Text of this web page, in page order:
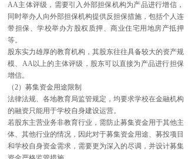
AA主体评级，需要引入外部担保机构为产品进行增信，
同时举办人向外部担保机构提供反担保措施，包括个人连
带担保、学校举办方股权质押、商业住宅用地房产抵押
等。
股东实力雄厚的教育机构，其股东往往具备较大的资产规
模、AA以上的主体评级，股东可以直接为产品进行担保
增信。
（2）募集资金用途限制
法律法规、各地教育局监管规定，均要求学校在金融机构
的融资只能用于学校自身建设运营。
若股东主营业务非教育行业，需防止募集资金用于其他主
体、其他行业的情况，因此对于募集资金用途、募投项目
和学校自身资金需求，需要更为深入的尽调，并设计募集